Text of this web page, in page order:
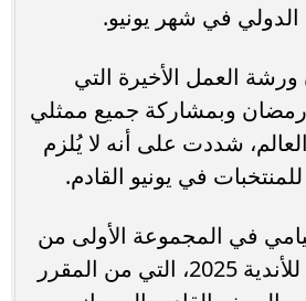
في شهر يونيو.
ورشة العمل الأخيرة التي
وبمشاركة جميع ممثلي
شددت على أنه لا يُلزم
للمنتخبات في يونيو القادم.
في المجموعة الأولى من
بطولة كأس العالم للأندية 2025، التي من المقرر